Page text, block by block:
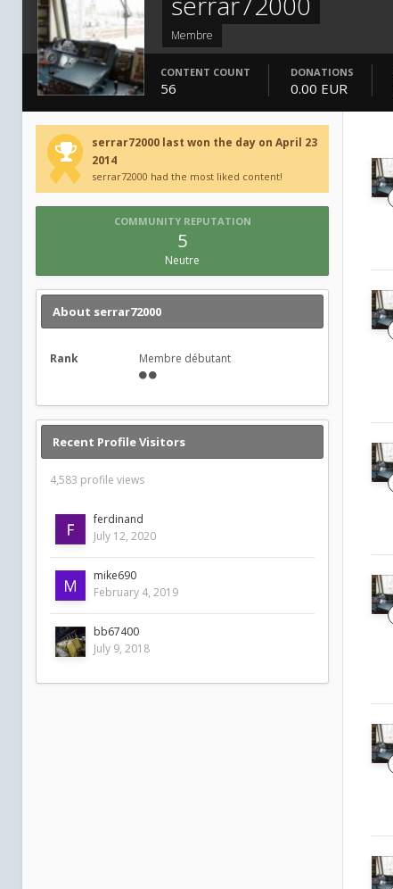
Membre
CONTENT COUNT
56
DONATIONS
0.00 EUR
serrar72000 last won the day on April 23
2014
serrar72000 had the most liked content!
COMMUNITY REPUTATION
5
Neutre
About serrar72000
Rank Membre débutant
Recent Profile Visitors
4,583 profile views
ferdinand
July 12, 2020
mike690
February 4, 2019
bb67400
July 9, 2018